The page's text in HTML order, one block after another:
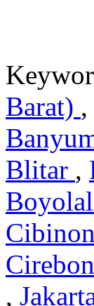
Barat) ,
Blitar ,
Cirebon
,